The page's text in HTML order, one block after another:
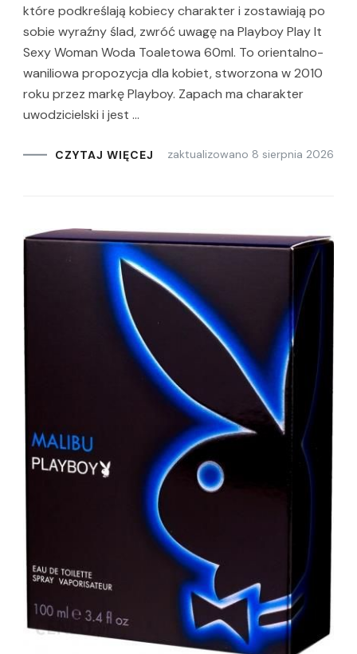
które podkreślają kobiecy charakter i zostawiają po
sobie wyraźny ślad, zwróć uwagę na Playboy Play It
Sexy Woman Woda Toaletowa 60ml. To orientalno-
waniliowa propozycja dla kobiet, stworzona w 2010
roku przez markę Playboy. Zapach ma charakter
uwodzicielski i jest …
CZYTAJ WIĘCEJ zaktualizowano 8 sierpnia 2026